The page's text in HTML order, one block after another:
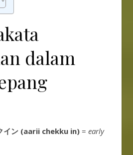
dalam
イン (aarii chekku in) = early